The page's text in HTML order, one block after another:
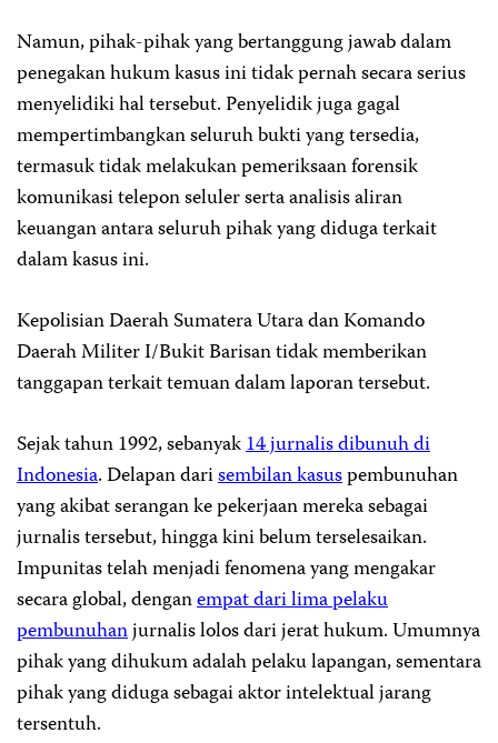
Namun, pihak-pihak yang bertanggung jawab dalam
penegakan hukum kasus ini tidak pernah secara serius
menyelidiki hal tersebut. Penyelidik juga gagal
mempertimbangkan seluruh bukti yang tersedia,
termasuk tidak melakukan pemeriksaan forensik
komunikasi telepon seluler serta analisis aliran
keuangan antara seluruh pihak yang diduga terkait
dalam kasus ini.
Kepolisian Daerah Sumatera Utara dan Komando
Daerah Militer I/Bukit Barisan tidak memberikan
tanggapan terkait temuan dalam laporan tersebut.
Sejak tahun 1992, sebanyak14 jurnalis dibunuh di
Indonesia. Delapan darisembilan kasuspembunuhan
yang akibat serangan ke pekerjaan mereka sebagai
jurnalis tersebut, hingga kini belum terselesaikan.
Impunitas telah menjadi fenomena yang mengakar
secara global, denganempat dari lima pelaku
pembunuhanjurnalis lolos dari jerat hukum. Umumnya
pihak yang dihukum adalah pelaku lapangan, sementara
pihak yang diduga sebagai aktor intelektual jarang
tersentuh.